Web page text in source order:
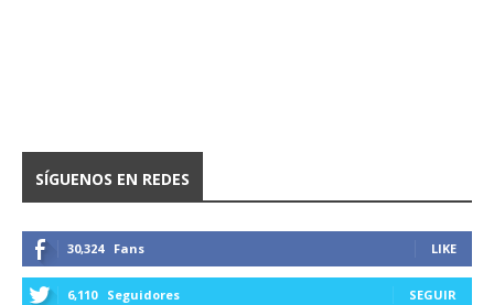
SÍGUENOS EN REDES
30,324 Fans LIKE
6,110 Seguidores SEGUIR